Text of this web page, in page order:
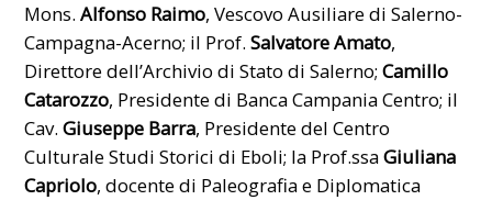
Mons.Alfonso Raimo, Vescovo Ausiliare di Salerno-
Campagna-Acerno; il Prof.Salvatore Amato,
Direttore dell’Archivio di Stato di Salerno;Camillo
Catarozzo, Presidente di Banca Campania Centro; il
Cav.Giuseppe Barra, Presidente del Centro
Culturale Studi Storici di Eboli; la Prof.ssaGiuliana
Capriolo, docente di Paleografia e Diplomatica